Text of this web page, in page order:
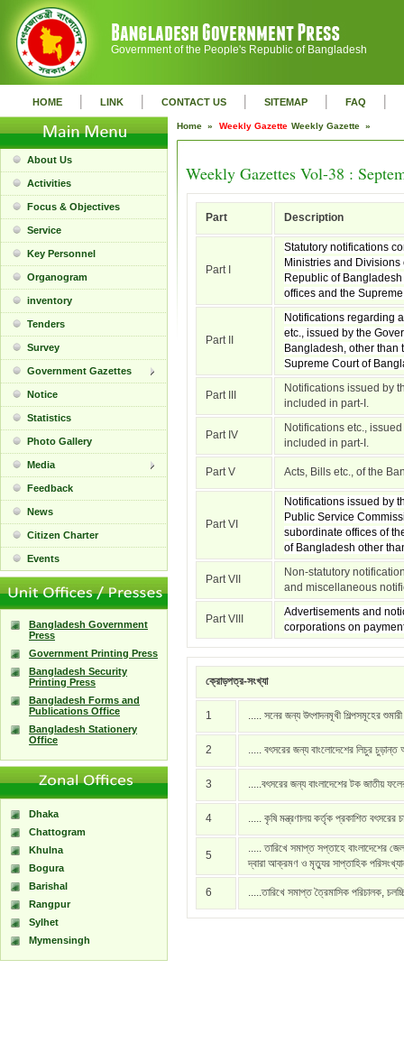
Government of the People's Republic of Bangladesh
HOME | LINK | CONTACT US | SITEMAP | FAQ |
About Us
Activities
Focus & Objectives
Service
Key Personnel
Organogram
inventory
Tenders
Survey
Government Gazettes
Notice
Statistics
Photo Gallery
Media
Feedback
News
Citizen Charter
Events
Bangladesh Government
Press
Government Printing Press
Bangladesh Security
Printing Press
Bangladesh Forms and
Publications Office
Bangladesh Stationery
Office
Dhaka
Chattogram
Khulna
Bogura
Barishal
Rangpur
Sylhet
Mymensingh
Home » Weekly Gazette Weekly Gazette »
Weekly Gazettes Vol-38 :
Part Description
Part I
Statutory notifications
Ministries and Divisions
Republic of
offices and the
Part II
Notifications regarding
etc., issued by the
Bangladesh, other than
Supreme Court of
Part III
Notifications issued by
included in part-I.
Part IV
Notifications etc.,
included in part-I.
Part V Acts, Bills etc., of the
Part VI
Notifications issued by
Public Service
subordinate offices of
of Bangladesh other
Part VII
Non-statutory
and miscellaneous
Part VIII
Advertisements and
corporations on
ক্রোড়পত্র-সংখ্যা
1 ..... সনের জন্য উৎপাদনমূখী শিল্পসমূহের
2 ..... বৎসরের জন্য বাংলোদেশের লিচুর চুড়ান্ত
3 .....বৎসরের জন্য বাংলাদেশের টক জাতীয়
4 ..... কৃষি মন্ত্রণালয় কর্তৃক প্রকাশিত বৎসরের
5
..... তারিখে সমাপ্ত সপ্তাহে বাংলাদেশের
দ্বারা আক্রমণ ও মৃত্যুর সাপ্তাহিক
6 .....তারিখে সমাপ্ত ত্রৈমাসিক পরিচালক,